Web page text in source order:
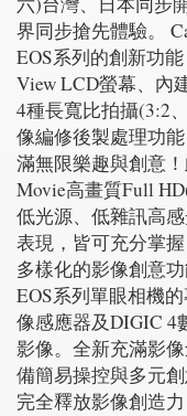
界同步搶先體驗。
EOS系列的創新功
View LCD螢幕、內
4種長寬比拍攝(3:2
像編修後製處理功
滿無限樂趣與創意
Movie高畫質Full
低光源、低雜訊高
表現，皆可充分掌
多樣化的影像創意
EOS系列單眼相機
像感應器及DIGIC 4
影像。全新充滿影
備簡易操控與多元
完全釋放影像創造